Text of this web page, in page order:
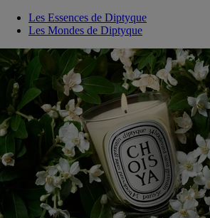
Les Essences de Diptyque
Les Mondes de Diptyque